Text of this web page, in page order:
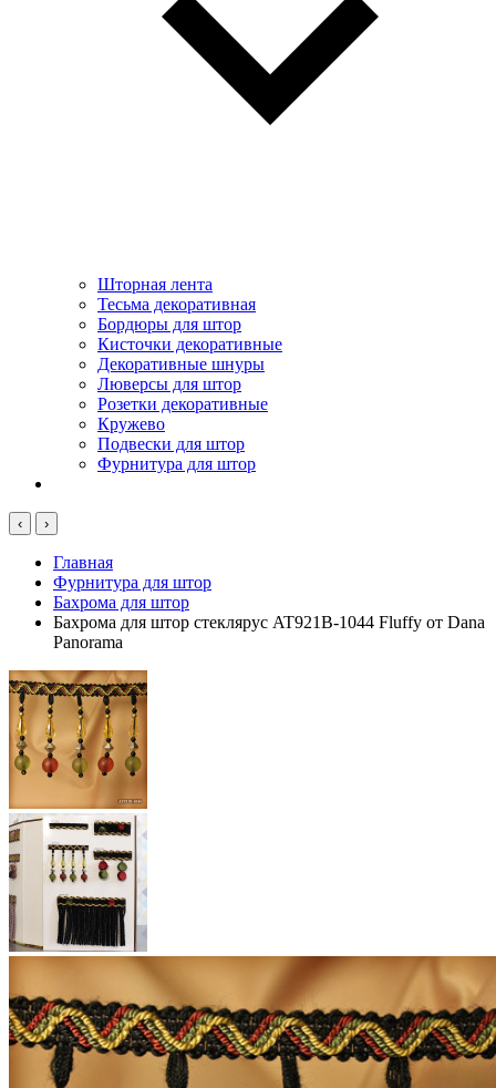
Шторная лента
Тесьма декоративная
Бордюры для штор
Кисточки декоративные
Декоративные шнуры
Люверсы для штор
Розетки декоративные
Кружево
Подвески для штор
Фурнитура для штор
‹ ›
Главная
Фурнитура для штор
Бахрома для штор
Бахрома для штор стеклярус AT921B-1044 Fluffy от Dana
Panorama